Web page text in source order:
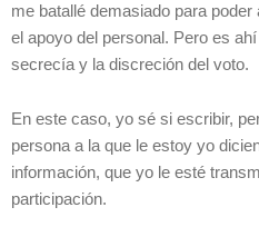
me batallé demasiado para
el apoyo del personal. Pero es
secrecía y la discreción del voto.
En este caso, yo sé si escribir,
persona a la que le estoy yo
información, que yo le esté
participación.